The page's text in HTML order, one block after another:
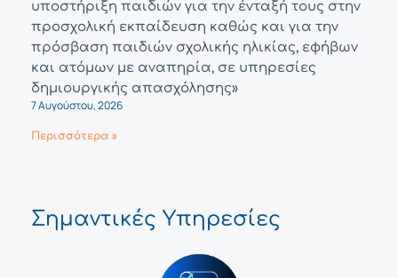
υποστήριξη παιδιών για την ένταξή τους στην
προσχολική εκπαίδευση καθώς και για την
πρόσβαση παιδιών σχολικής ηλικίας, εφήβων
και ατόμων με αναπηρία, σε υπηρεσίες
δημιουργικής απασχόλησης»
7 Αυγούστου, 2026
Περισσότερα »
Σημαντικές Υπηρεσίες